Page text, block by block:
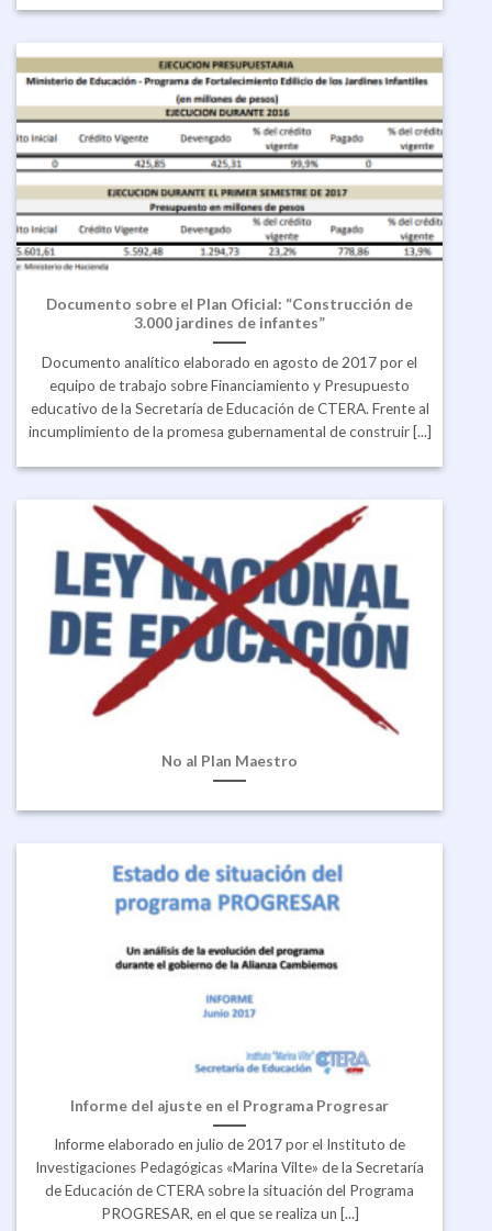
Documento sobre el Plan Oficial: “Construcción de
3.000 jardines de infantes”
Documento analítico elaborado en agosto de 2017 por el
equipo de trabajo sobre Financiamiento y Presupuesto
educativo de la Secretaría de Educación de CTERA. Frente al
incumplimiento de la promesa gubernamental de construir [...]
No al Plan Maestro
Informe del ajuste en el Programa Progresar
Informe elaborado en julio de 2017 por el Instituto de
Investigaciones Pedagógicas «Marina Vilte» de la Secretaría
de Educación de CTERA sobre la situación del Programa
PROGRESAR, en el que se realiza un [...]